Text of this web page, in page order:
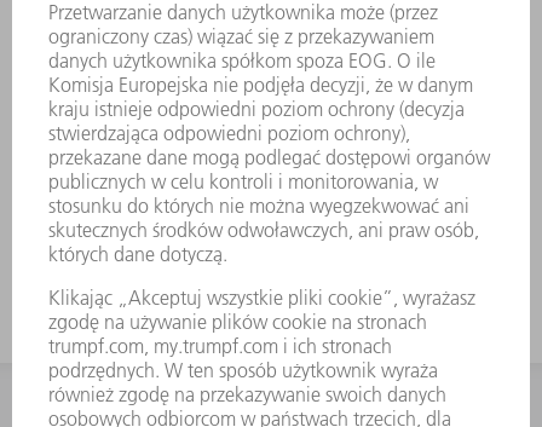
można jednoznacznie zidentyfikować
każde narzędzie.
Strefy robocze są utwardzane
laserowo.
Na życzenie dostępne są modyfikacje
narzędzia.
Odpowiednie także do falcowania za
pomocą EV-F W6,2-10
KONTAKT